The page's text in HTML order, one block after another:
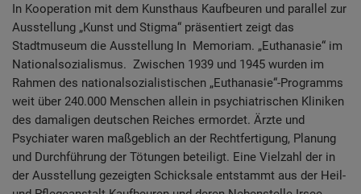
In Kooperation mit dem Kunsthaus Kaufbeuren und parallel zur
Ausstellung „Kunst und Stigma“ präsentiert zeigt das
Stadtmuseum die Ausstellung In Memoriam. „Euthanasie“ im
Nationalsozialismus. Zwischen 1939 und 1945 wurden im
Rahmen des nationalsozialistischen „Euthanasie“-Programms
weit über 240.000 Menschen allein in psychiatrischen Kliniken
des damaligen deutschen Reiches ermordet. Ärzte und
Psychiater waren maßgeblich an der Rechtfertigung, Planung
und Durchführung der Tötungen beteiligt. Eine Vielzahl der in
der Ausstellung gezeigten Schicksale entstammt aus der Heil-